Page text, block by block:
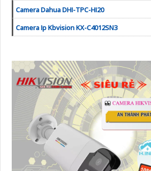
Camera Dahua DHI-TPC-HI20
Camera Ip Kbvision KX-C4012SN3